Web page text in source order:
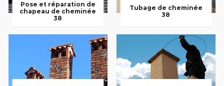
Pose et réparation de
chapeau de cheminée
38
Tubage de cheminée
38